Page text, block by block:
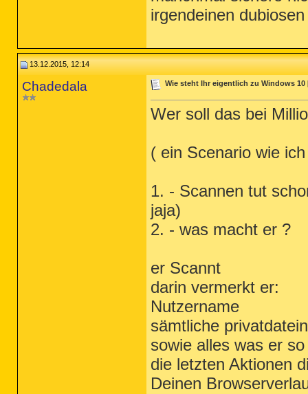
irgendeinen
13.12.2015, 12:14
Chadedala Wie steht Ihr eigentlich zu Windows
Wer soll das bei
( ein Scenario wie
1. - Scannen tut
jaja)
2. - was macht er ?
er Scannt
darin vermerkt er:
Nutzername
sämtliche privatdatein
sowie alles was er
die letzten Aktionen
Deinen